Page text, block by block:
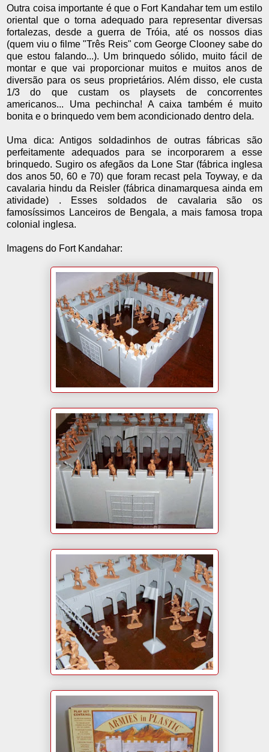
Outra coisa importante é que o Fort Kandahar tem um estilo
oriental que o torna adequado para representar diversas
fortalezas, desde a guerra de Tróia, até os nossos dias
(quem viu o filme "Três Reis" com George Clooney sabe do
que estou falando...). Um brinquedo sólido, muito fácil de
montar e que vai proporcionar muitos e muitos anos de
diversão para os seus proprietários. Além disso, ele custa
1/3 do que custam os playsets de concorrentes
americanos... Uma pechincha! A caixa também é muito
bonita e o brinquedo vem bem acondicionado dentro dela.
Uma dica: Antigos soldadinhos de outras fábricas são
perfeitamente adequados para se incorporarem a esse
brinquedo. Sugiro os afegãos da Lone Star (fábrica inglesa
dos anos 50, 60 e 70) que foram recast pela Toyway, e da
cavalaria hindu da Reisler (fábrica dinamarquesa ainda em
atividade) . Esses soldados de cavalaria são os
famosíssimos Lanceiros de Bengala, a mais famosa tropa
colonial inglesa.
Imagens do Fort Kandahar: